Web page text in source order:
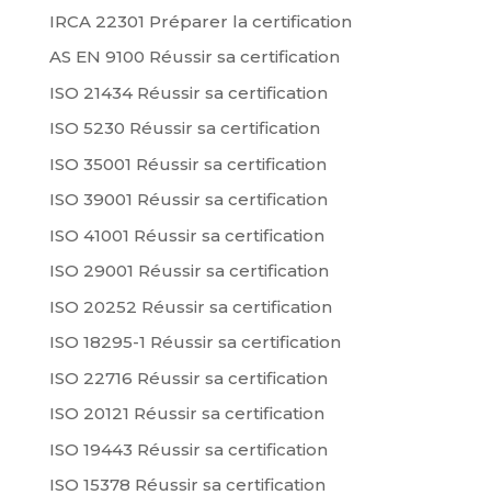
IRCA 22301 Préparer la certification
AS EN 9100 Réussir sa certification
ISO 21434 Réussir sa certification
ISO 5230 Réussir sa certification
ISO 35001 Réussir sa certification
ISO 39001 Réussir sa certification
ISO 41001 Réussir sa certification
ISO 29001 Réussir sa certification
ISO 20252 Réussir sa certification
ISO 18295-1 Réussir sa certification
ISO 22716 Réussir sa certification
ISO 20121 Réussir sa certification
ISO 19443 Réussir sa certification
ISO 15378 Réussir sa certification